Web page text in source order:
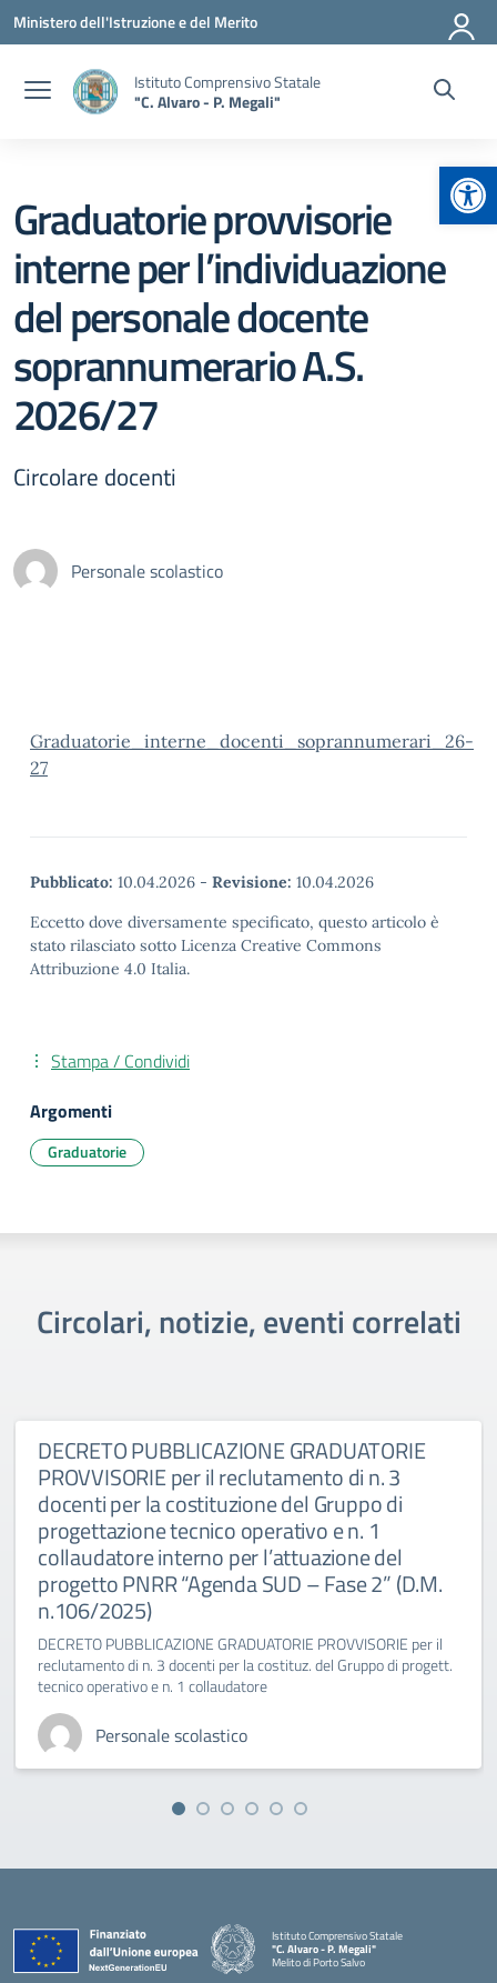
Vai ai contenuti
Vai al menu di navigazione
Vai al footer
Ministero dell'Istruzione e del Merito
Istituto Comprensivo Statale
"C. Alvaro - P. Megali"
Graduatorie provvisorie
interne per l’individuazione
del personale docente
soprannumerario A.S.
2026/27
Circolare docenti
Personale scolastico
Graduatorie_interne_docenti_soprannumerari_26-
27
Pubblicato: 10.04.2026 - Revisione: 10.04.2026
Eccetto dove diversamente specificato, questo articolo è
stato rilasciato sotto Licenza Creative Commons
Attribuzione 4.0 Italia.
Stampa / Condividi
Argomenti
Graduatorie
Circolari, notizie, eventi correlati
DECRETO PUBBLICAZIONE GRADUATORIE
PROVVISORIE per il reclutamento di n. 3
docenti per la costituzione del Gruppo di
progettazione tecnico operativo e n. 1
collaudatore interno per l’attuazione del
progetto PNRR “Agenda SUD – Fase 2” (D.M.
n.106/2025)
DECRETO PUBBLICAZIONE GRADUATORIE PROVVISORIE per il
reclutamento di n. 3 docenti per la costituz. del Gruppo di progett.
tecnico operativo e n. 1 collaudatore
Personale scolastico
Istituto Comprensivo Statale
"C. Alvaro - P. Megali"
Melito di Porto Salvo